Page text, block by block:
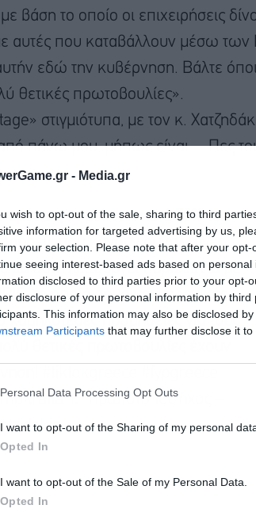
- Media.gr
wish to opt-out of the sale, sharing to third
information for targeted advertising by us,
your selection. Please note that after your
seeing interest-based ads based on
disclosed to third parties prior to your opt-
disclosure of your personal information by third
This information may also be disclosed
Participants that may further disclose it to
Personal Data Processing Opt Outs
I want to opt-out of the Sharing of my personal
Opted In
I want to opt-out of the Sale of my Personal Data.
Opted In
το οποίο οι επιχειρήσεις
αυτές που καταβάλλουν μέσω των
εδώ την κυβέρνηση. Βάλτε
θετικές πρωτοβουλίες».
στιγμιότυπα, με τον κ.
πάνω μου, μήπως είναι… Πες
τη μείωση κατά 50% των
που κάνουν συναλλαγές
αυτή λειτουργεί παράλληλα με
το οποίο σημαίνει μηδενικές
χαμηλότερες προμήθειες για τους
θετικές πρωτοβουλίες έχουν
♬ πρωτότυπος ήχος –